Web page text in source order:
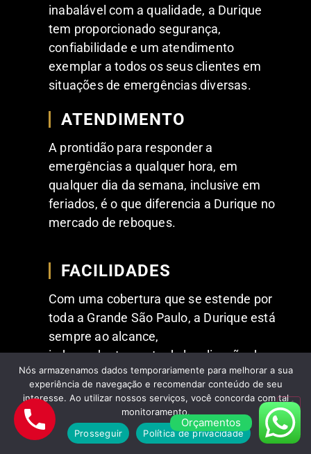
inabalável com a qualidade, a Durique
tem proporcionado segurança,
confiabilidade e um atendimento
exemplar a todos os seus clientes em
situações de emergências diversas.
ATENDIMENTO
A prontidão para responder a
emergências a qualquer hora, em
qualquer dia da semana, inclusive em
feriados, é o que diferencia a Durique no
mercado de reboques.
FACILIDADES
Com uma cobertura que se estende por
toda a Grande São Paulo, a Durique está
sempre ao alcance,
independentemente da localização do
cliente oferecendo atendimento ágil.
Orçamentos
Nós armazenamos dados temporariamente para melhorar a sua
experiência de navegação e recomendar conteúdo de seu
interesse. Ao utilizar nossos serviços, você concorda com tal
monitoramento.
Prosseguir
Política de privacidade